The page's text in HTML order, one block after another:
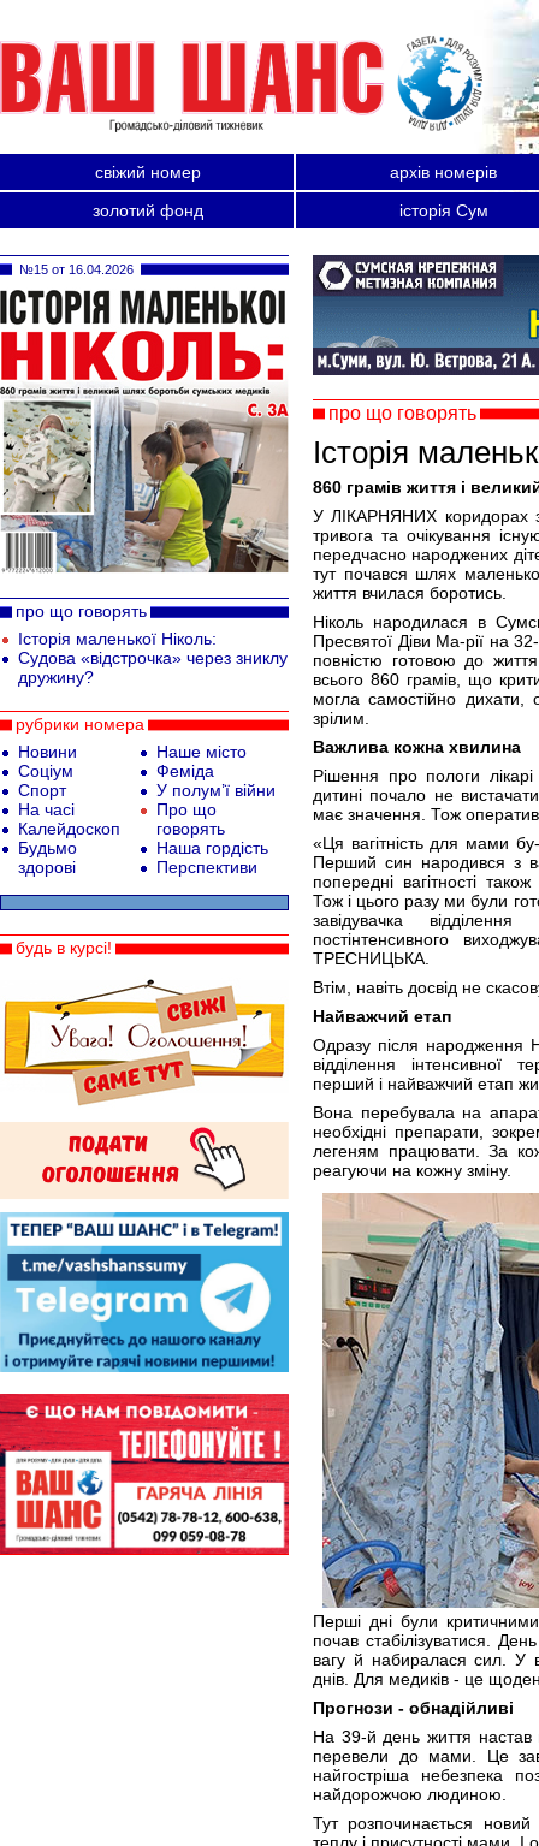
свіжий номер
архів номерів
золотий фонд
історія Сум
про що говорять
Історія
860 грамів життя і
У ЛІКАРНЯНИХ коридорах
тривога та очікування
передчасно народжених
тут почався шлях
життя вчилася боротись.
Ніколь народилася в
Пресвятої Діви Ма-рії на
повністю готовою до
всього 860 грамів, що
могла самостійно дихати,
зрілим.
Важлива кожна хвилина
Рішення про пологи
дитині почало не
має значення. Тож
«Ця вагітність для мами
Перший син народився з
попередні вагітності
Тож і цього разу ми були
завідувачка
постінтенсивного
ТРЕСНИЦЬКА.
Втім, навіть досвід не
Найважчий етап
Одразу після народження
відділення інтенсивної
перший і найважчий етап
Вона перебувала на
необхідні препарати,
легеням працювати. За
реагуючи на кожну зміну.
Перші дні були
почав стабілізуватися.
вагу й набиралася сил. У
днів. Для медиків - це
Прогнози - обнадійливі
На 39-й день життя настав
перевели до мами. Це
найгостріша небезпека
найдорожчою людиною.
Тут розпочинається
№15 от 16.04.2026
про що говорять
Історія маленької Ніколь:
Судова «відстрочка» через зниклу
дружину?
рубрики номера
Новини
Соціум
Спорт
На часі
Калейдоскоп
Будьмо
здорові
Наше місто
Феміда
У полум’ї війни
Про що
говорять
Наша гордість
Перспективи
будь в курсі!